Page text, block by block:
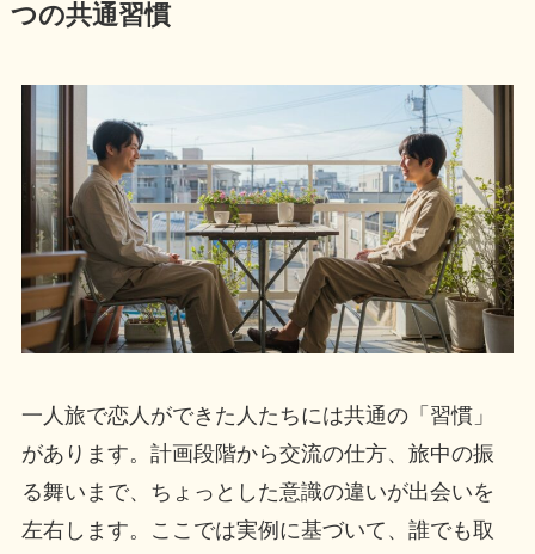
つの共通習慣
一人旅で恋人ができた人たちには共通の「習慣」
があります。計画段階から交流の仕方、旅中の振
る舞いまで、ちょっとした意識の違いが出会いを
左右します。ここでは実例に基づいて、誰でも取